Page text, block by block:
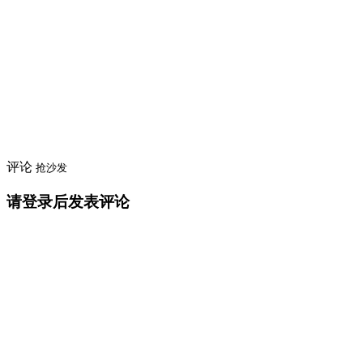
评论 抢沙发
请登录后发表评论